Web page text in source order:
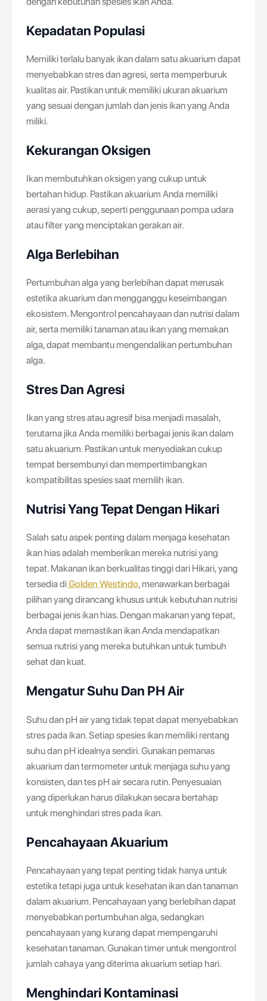
Kepadatan Populasi
Memiliki terlalu banyak ikan dalam satu akuarium dapat
menyebabkan stres dan agresi, serta memperburuk
kualitas air. Pastikan untuk memiliki ukuran akuarium
yang sesuai dengan jumlah dan jenis ikan yang Anda
miliki.
Kekurangan Oksigen
Ikan membutuhkan oksigen yang cukup untuk
bertahan hidup. Pastikan akuarium Anda memiliki
aerasi yang cukup, seperti penggunaan pompa udara
atau filter yang menciptakan gerakan air.
Alga Berlebihan
Pertumbuhan alga yang berlebihan dapat merusak
estetika akuarium dan mengganggu keseimbangan
ekosistem. Mengontrol pencahayaan dan nutrisi dalam
air, serta memiliki tanaman atau ikan yang memakan
alga, dapat membantu mengendalikan pertumbuhan
alga.
Stres Dan Agresi
Ikan yang stres atau agresif bisa menjadi masalah,
terutama jika Anda memiliki berbagai jenis ikan dalam
satu akuarium. Pastikan untuk menyediakan cukup
tempat bersembunyi dan mempertimbangkan
kompatibilitas spesies saat memilih ikan.
Nutrisi Yang Tepat Dengan Hikari
Salah satu aspek penting dalam menjaga kesehatan
ikan hias adalah memberikan mereka nutrisi yang
tepat. Makanan ikan berkualitas tinggi dari Hikari, yang
tersedia diGolden Westindo, menawarkan berbagai
pilihan yang dirancang khusus untuk kebutuhan nutrisi
berbagai jenis ikan hias. Dengan makanan yang tepat,
Anda dapat memastikan ikan Anda mendapatkan
semua nutrisi yang mereka butuhkan untuk tumbuh
sehat dan kuat.
Mengatur Suhu Dan PH Air
Suhu dan pH air yang tidak tepat dapat menyebabkan
stres pada ikan. Setiap spesies ikan memiliki rentang
suhu dan pH idealnya sendiri. Gunakan pemanas
akuarium dan termometer untuk menjaga suhu yang
konsisten, dan tes pH air secara rutin. Penyesuaian
yang diperlukan harus dilakukan secara bertahap
untuk menghindari stres pada ikan.
Pencahayaan Akuarium
Pencahayaan yang tepat penting tidak hanya untuk
estetika tetapi juga untuk kesehatan ikan dan tanaman
dalam akuarium. Pencahayaan yang berlebihan dapat
menyebabkan pertumbuhan alga, sedangkan
pencahayaan yang kurang dapat mempengaruhi
kesehatan tanaman. Gunakan timer untuk mengontrol
jumlah cahaya yang diterima akuarium setiap hari.
Menghindari Kontaminasi